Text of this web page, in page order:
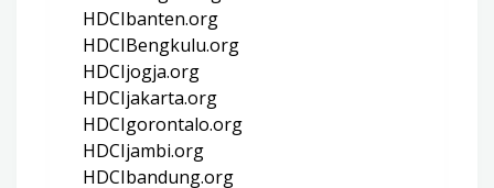
HDCIbanten.org
HDCIBengkulu.org
HDCIjogja.org
HDCIjakarta.org
HDCIgorontalo.org
HDCIjambi.org
HDCIbandung.org